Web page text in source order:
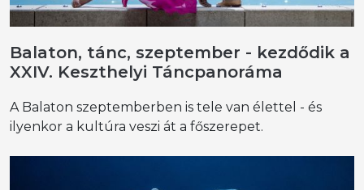
Balaton, tánc, szeptember - kezdődik a
XXIV. Keszthelyi Táncpanoráma
A Balaton szeptemberben is tele van élettel - és
ilyenkor a kultúra veszi át a főszerepet.